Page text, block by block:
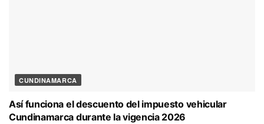
CUNDINAMARCA
Así funciona el descuento del impuesto vehicular
Cundinamarca durante la vigencia 2026